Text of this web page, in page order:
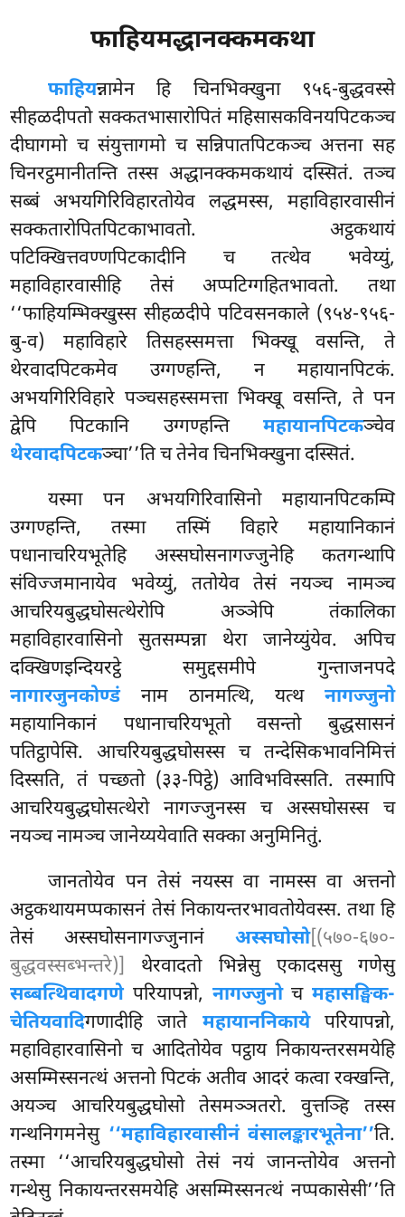
फाहियमद्धानक्कमकथा
फाहियन्नामेन हि चिनभिक्खुना ९५६-बुद्धवस्से
सीहळदीपतो सक्कतभासारोपितं महिसासकविनयपिटकञ्च
दीघागमो च संयुत्तागमो च सन्निपातपिटकञ्च अत्तना सह
चिनरट्ठमानीतन्ति तस्स अद्धानक्कमकथायं दस्सितं. तञ्च
सब्बं अभयगिरिविहारतोयेव लद्धमस्स, महाविहारवासीनं
सक्कतारोपितपिटकाभावतो. अट्ठकथायं
पटिक्खित्तवण्णपिटकादीनि च तत्थेव भवेय्युं,
महाविहारवासीहि तेसं अप्पटिग्गहितभावतो. तथा
‘‘फाहियम्भिक्खुस्स सीहळदीपे पटिवसनकाले (९५४-९५६-
बु-व) महाविहारे तिसहस्समत्ता भिक्खू वसन्ति, ते
थेरवादपिटकमेव उग्गण्हन्ति, न महायानपिटकं.
अभयगिरिविहारे पञ्चसहस्समत्ता भिक्खू वसन्ति, ते पन
द्वेपि पिटकानि उग्गण्हन्ति महायानपिटकञ्चेव
थेरवादपिटकञ्चा’’ति च तेनेव चिनभिक्खुना दस्सितं.
यस्मा पन अभयगिरिवासिनो महायानपिटकम्पि
उग्गण्हन्ति, तस्मा तस्मिं विहारे महायानिकानं
पधानाचरियभूतेहि अस्सघोसनागज्जुनेहि कतगन्थापि
संविज्जमानायेव भवेय्युं, ततोयेव तेसं नयञ्च नामञ्च
आचरियबुद्धघोसत्थेरोपि अञ्ञेपि तंकालिका
महाविहारवासिनो सुतसम्पन्ना थेरा जानेय्युंयेव. अपिच
दक्खिणइन्दियरट्ठे समुद्दसमीपे गुन्ताजनपदे
नागारजुनकोण्डंनाम ठानमत्थि, यत्थ नागज्जुनो
महायानिकानं पधानाचरियभूतो वसन्तो बुद्धसासनं
पतिट्ठापेसि. आचरियबुद्धघोसस्स च तन्देसिकभावनिमित्तं
दिस्सति, तं पच्छतो (३३-पिट्ठे) आविभविस्सति. तस्मापि
आचरियबुद्धघोसत्थेरो नागज्जुनस्स च अस्सघोसस्स च
नयञ्च नामञ्च जानेय्ययेवाति सक्का अनुमिनितुं.
जानतोयेव पन तेसं नयस्स वा नामस्स वा अत्तनो
अट्ठकथायमप्पकासनं तेसं निकायन्तरभावतोयेवस्स. तथा हि
तेसं अस्सघोसनागज्जुनानं अस्सघोसो[(५७०-६७०-
बुद्धवस्सब्भन्तरे)]
थेरवादतो भिन्नेसु एकादससु गणेसु
सब्बत्थिवादगणेपरियापन्नो, नागज्जुनोच महासङ्घिक-
चेतियवादिगणादीहि जाते महायाननिकायेपरियापन्नो,
महाविहारवासिनो च आदितोयेव पट्ठाय निकायन्तरसमयेहि
असम्मिस्सनत्थं अत्तनो पिटकं अतीव आदरं कत्वा रक्खन्ति,
अयञ्च आचरियबुद्धघोसो तेसमञ्ञतरो. वुत्तञ्हि तस्स
गन्थनिगमनेसु ‘‘महाविहारवासीनं वंसालङ्कारभूतेना’’ति.
तस्मा ‘‘आचरियबुद्धघोसो तेसं नयं जानन्तोयेव अत्तनो
गन्थेसु निकायन्तरसमयेहि असम्मिस्सनत्थं नप्पकासेसी’’ति